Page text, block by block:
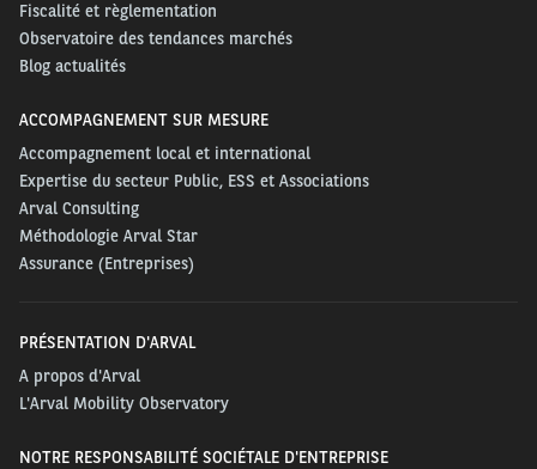
Fiscalité et règlementation
Observatoire des tendances marchés
Blog actualités
ACCOMPAGNEMENT SUR MESURE
Accompagnement local et international
Expertise du secteur Public, ESS et Associations
Arval Consulting
Méthodologie Arval Star
Assurance (Entreprises)
PRÉSENTATION D'ARVAL
A propos d'Arval
L'Arval Mobility Observatory
NOTRE RESPONSABILITÉ SOCIÉTALE D'ENTREPRISE